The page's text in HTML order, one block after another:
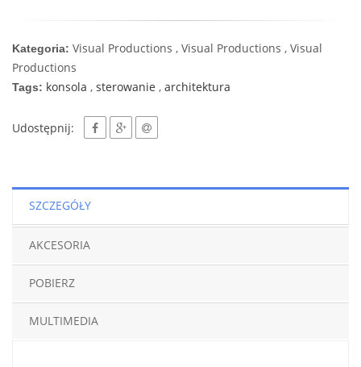
Kategoria: Visual Productions , Visual Productions , Visual
Productions
Tags: konsola , sterowanie , architektura
Udostępnij:
SZCZEGÓŁY
AKCESORIA
POBIERZ
MULTIMEDIA